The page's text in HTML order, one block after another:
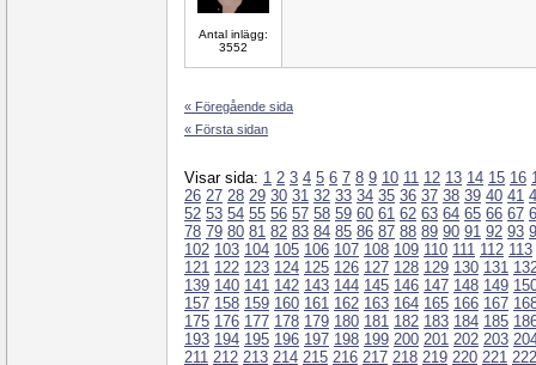
Antal inlägg:
3552
« Föregående sida
« Första sidan
Visar sida: 1 2 3 4 5 6 7 8 9 10 11 12 13 14 15 16
26 27 28 29 30 31 32 33 34 35 36 37 38 39 40 41
52 53 54 55 56 57 58 59 60 61 62 63 64 65 66 67
78 79 80 81 82 83 84 85 86 87 88 89 90 91 92 93
102 103 104 105 106 107 108 109 110 111 112 113
121 122 123 124 125 126 127 128 129 130 131
139 140 141 142 143 144 145 146 147 148 149
157 158 159 160 161 162 163 164 165 166 167
175 176 177 178 179 180 181 182 183 184 185
193 194 195 196 197 198 199 200 201 202 203
211 212 213 214 215 216 217 218 219 220 221 222